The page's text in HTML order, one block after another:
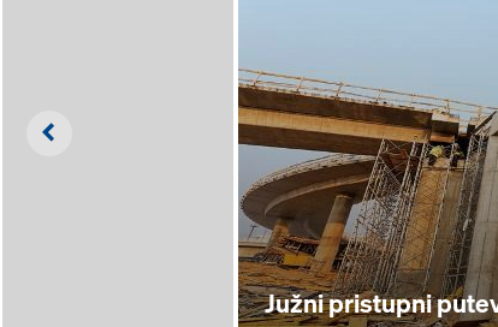
Južni pristupni
Left